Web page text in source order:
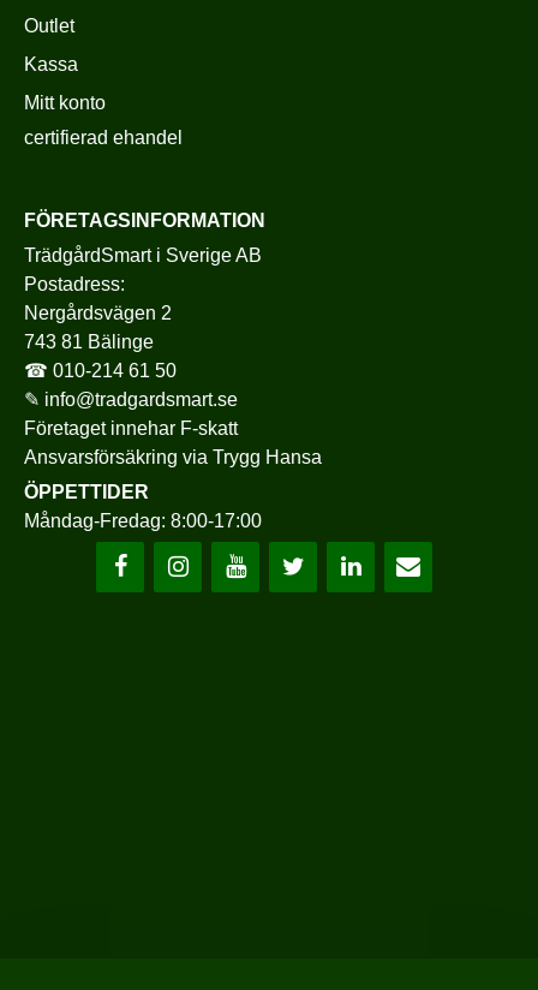
Outlet
Kassa
Mitt konto
certifierad ehandel
FÖRETAGSINFORMATION
TrädgårdSmart i Sverige AB
Postadress:
Nergårdsvägen 2
743 81 Bälinge
☎ 010-214 61 50
✎ info@tradgardsmart.se
Företaget innehar F-skatt
Ansvarsförsäkring via Trygg Hansa
ÖPPETTIDER
Måndag-Fredag: 8:00-17:00